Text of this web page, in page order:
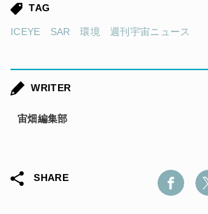
TAG
ICEYE SAR 環境 週刊宇宙ニュース
WRITER
宙畑編集部
SHARE